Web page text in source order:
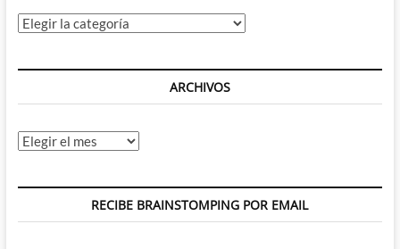
Categorías
ARCHIVOS
Archivos
RECIBE BRAINSTOMPING POR EMAIL